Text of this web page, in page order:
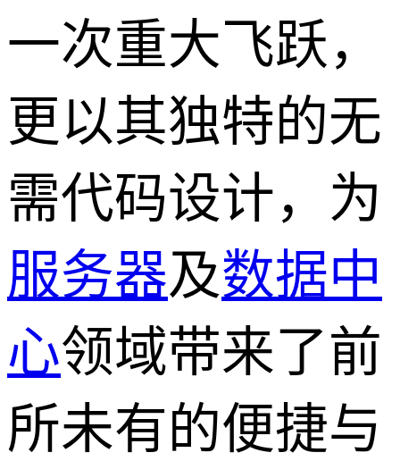
一次重大飞跃，
更以其独特的无
需代码设计，为
服务器及数据中
心领域带来了前
所未有的便捷与